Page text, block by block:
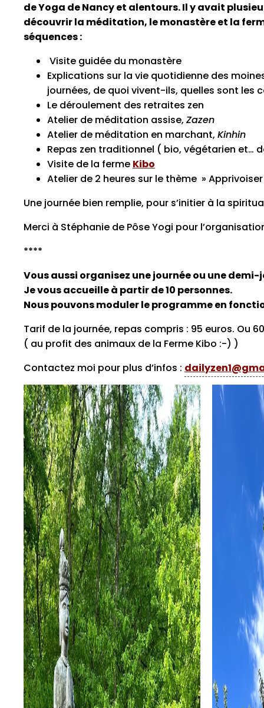
de Yoga de Nancy et alentours. Il y avait
découvrir la méditation, le monastère et la
séquences :
Visite guidée du monastère
Explications sur la vie quotidienne des
journées, de quoi vivent-ils, quelles sont les
Le déroulement des retraites zen
Atelier de méditation assise, Zazen
Atelier de méditation en marchant, Kinhin
Repas zen traditionnel ( bio, végétarien et…
Visite de la ferme Kibo
Atelier de 2 heures sur le thème »
Une journée bien remplie, pour s’initier à la
Merci à Stéphanie de Pôse Yogi pour
****
Vous aussi organisez une journée ou une
Je vous accueille à partir de 10 personnes.
Nous pouvons moduler le programme en
Tarif de la journée, repas compris : 95 euros. Ou
( au profit des animaux de la Ferme Kibo :-) )
Contactez moi pour plus d’infos :